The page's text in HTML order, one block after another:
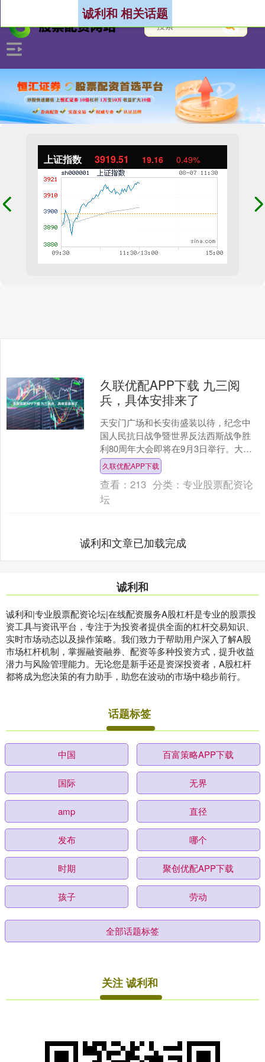
上证指数 3919.51 19.16 0.49%
诚利和 相关话题
久联优配APP下载 九三阅
兵，具体安排来了
天安门广场和长安街盛装以待，纪念中
国人民抗日战争暨世界反法西斯战争胜
利80周年大会即将在9月3日举行。大会
包括约70分钟的盛大阅兵。组织首都天
安门阅兵，是国家重....
久联优配APP下载
查看：213 分类：专业股票配资论
坛
诚利和文章已加载完成
诚利和
诚利和|专业股票配资论坛|在线配资服务A股杠杆是专业的股票投
资工具与资讯平台，专注于为投资者提供全面的杠杆交易知识、
实时市场动态以及操作策略。我们致力于帮助用户深入了解A股
市场杠杆机制，掌握融资融券、配资等多种投资方式，提升收益
潜力与风险管理能力。无论您是新手还是资深投资者，A股杠杆
都将成为您决策的有力助手，助您在波动的市场中稳步前行。
话题标签
中国 百富策略APP下载
国际 无界
amp 直径
发布 哪个
时期 聚创优配APP下载
孩子 劳动
全部话题标签
关注 诚利和